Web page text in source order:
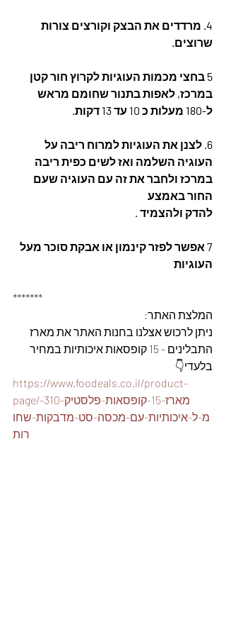
4. מרדדים את הבצק וקורצים צורות
שרוצים.
5 בחצי מכמות העוגיות לקרוץ חור קטן
במרכז, לאפות בתנור שחומם מראש
ל-180 מעלות כ 10 עד 13 דקות.
6. לצנן את העוגיות למרוח ריבה על
העוגיה השלמה ואז לשים כפית ריבה
במרכז ולחבר את זה עם העוגיה שעם
החור באמצע
להדק ולהצמיד .
7 אפשר לפזר קינמון או אבקת סוכר מעל
העוגיות
*******
המלצת האתר:
ניתן לרכוש אצלנו בחנות האתר את מארז
התבלינים - 15 קופסאות איכותיות במחיר
בלעדי👇
https://www.foodeals.co.il/product-
page/מארז-15-קופסאות-פלסטיק-310-
מ-ל-איכותיות-עם-מכסה-סט-מדבקות-שחו
רות